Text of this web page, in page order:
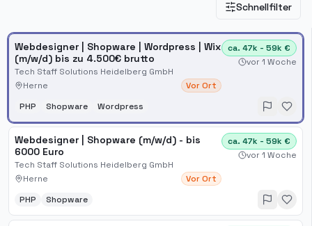
Schnellfilter
Webdesigner | Shopware | Wordpress | Wix
(m/w/d) bis zu 4.500€ brutto
Tech Staff Solutions Heidelberg GmbH
Herne
Vor Ort
ca. 47k - 59k €
vor 1 Woche
PHP Shopware Wordpress
Webdesigner | Shopware (m/w/d) - bis
6000 Euro
Tech Staff Solutions Heidelberg GmbH
Herne
Vor Ort
ca. 47k - 59k €
vor 1 Woche
PHP Shopware